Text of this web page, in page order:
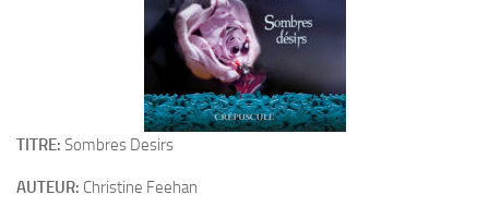
TITRE: Sombres Desirs
AUTEUR: Christine Feehan